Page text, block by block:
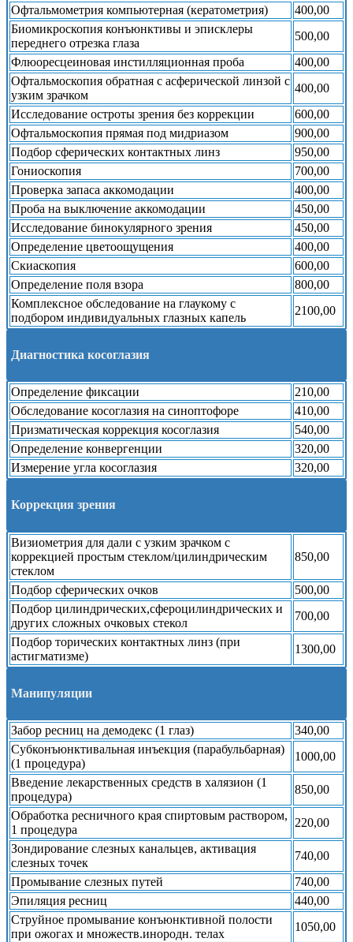
Офтальмометрия компьютерная (кератометрия)
400,00
Биомикроскопия конъюнктивы и эписклеры
переднего отрезка глаза
500,00
Флюоресцеиновая инстилляционная проба
400,00
Офтальмоскопия обратная с асферической линзой с
узким зрачком
400,00
Исследование остроты зрения без коррекции
600,00
Офтальмоскопия прямая под мидриазом
900,00
Подбор сферических контактных линз
950,00
Гониоскопия
700,00
Проверка запаса аккомодации
400,00
Проба на выключение аккомодации
450,00
Исследование бинокулярного зрения
450,00
Определение цветоощущения
400,00
Скиаскопия
600,00
Определение поля взора
800,00
Комплексное обследование на глаукому с
подбором индивидуальных глазных капель
2100,00
Диагностика косоглазия
Определение фиксации
210,00
Обследование косоглазия на синоптофоре
410,00
Призматическая коррекция косоглазия
540,00
Определение конвергенции
320,00
Измерение угла косоглазия
320,00
Коррекция зрения
Визиометрия для дали с узким зрачком с
коррекцией простым стеклом/цилиндрическим
стеклом
850,00
Подбор сферических очков
500,00
Подбор цилиндрических,сфероцилиндрических и
других сложных очковых стекол
700,00
Подбор торических контактных линз (при
астигматизме)
1300,00
Манипуляции
Забор ресниц на демодекс (1 глаз)
340,00
Субконъюнктивальная инъекция (парабульбарная)
(1 процедура)
1000,00
Введение лекарственных средств в халязион (1
процедура)
850,00
Обработка ресничного края спиртовым раствором,
1 процедура
220,00
Зондирование слезных канальцев, активация
слезных точек
740,00
Промывание слезных путей
740,00
Эпиляция ресниц
440,00
Струйное промывание конъюнктивной полости
при ожогах и множеств.инородн. телах
1050,00